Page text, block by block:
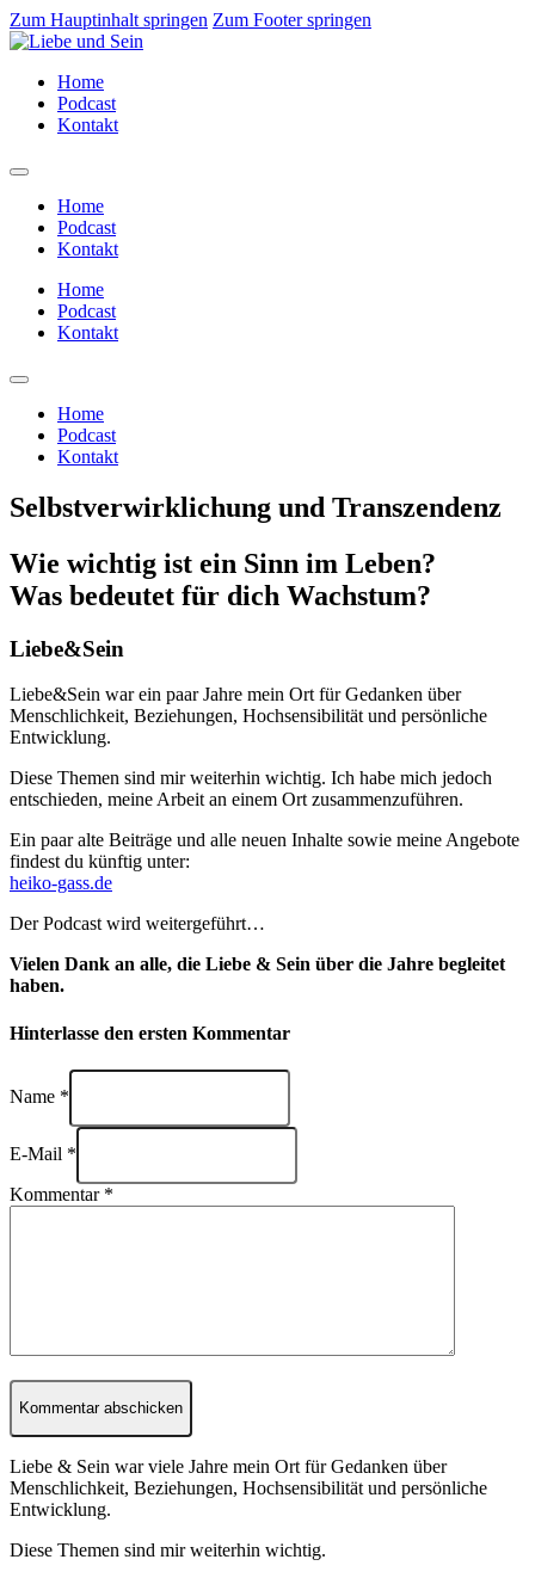
Zum Hauptinhalt springen Zum Footer springen
Home
Podcast
Kontakt
Home
Podcast
Kontakt
Home
Podcast
Kontakt
Home
Podcast
Kontakt
Selbstverwirklichung und Transzendenz
Wie wichtig ist ein Sinn im Leben?
Was bedeutet für dich Wachstum?
Liebe&Sein
Liebe&Sein war ein paar Jahre mein Ort für Gedanken über
Menschlichkeit, Beziehungen, Hochsensibilität und persönliche
Entwicklung.
Diese Themen sind mir weiterhin wichtig. Ich habe mich jedoch
entschieden, meine Arbeit an einem Ort zusammenzuführen.
Ein paar alte Beiträge und alle neuen Inhalte sowie meine Angebote
findest du künftig unter:
heiko-gass.de
Der Podcast wird weitergeführt…
Vielen Dank an alle, die Liebe & Sein über die Jahre begleitet
haben.
Hinterlasse den ersten Kommentar
Name *
E-Mail *
Kommentar *
Liebe & Sein war viele Jahre mein Ort für Gedanken über
Menschlichkeit, Beziehungen, Hochsensibilität und persönliche
Entwicklung.
Diese Themen sind mir weiterhin wichtig.